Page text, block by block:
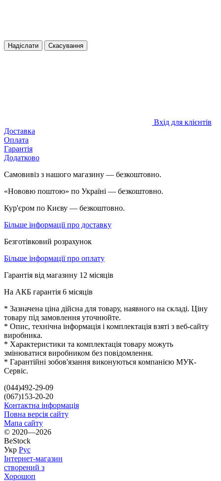
Надіслати Скасування
Вхід для клієнтів
Доставка
Оплата
Гарантія
Додатково
Самовивіз з нашого магазину — безкоштовно.
«Нововю поштою» по Україні — безкоштовно.
Кур'єром по Києву — безкоштовно.
Більше інформації про доставку
Безготівковий розрахунок
Більше інформації про оплату
Гарантія від магазину 12 місяців
На АКБ гарантія 6 місяців
* Зазначена ціна дійсна для товару, наявного на складі. Ціну
товару під замовлення уточнюйте.
* Опис, технічна інформація і комплектація взяті з веб-сайту
виробника.
* Характеристики та комплектація товару можуть
змінюватися виробником без повідомлення.
* Гарантійні зобов'язання виконуються компанією МУК-
Сервіс.
(044)492-29-09
(067)153-20-20
Контактна інформація
Повна версія сайту
Мапа сайту
© 2020—2026
BeStock
Укр Рус
Інтернет-магазин
створений з
Хорошоп